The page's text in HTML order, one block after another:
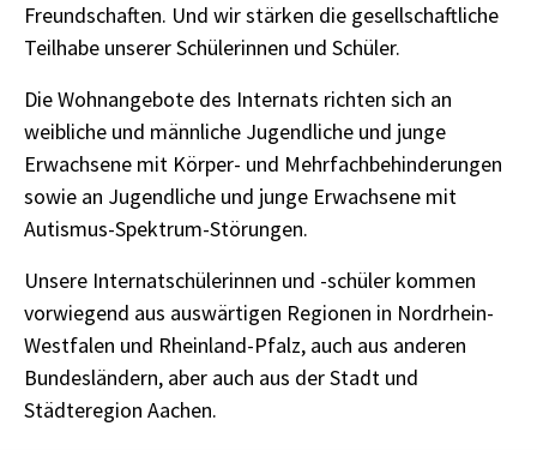
Freundschaften. Und wir stärken die gesellschaftliche
Teilhabe unserer Schülerinnen und Schüler.
Die Wohnangebote des Internats richten sich an
weibliche und männliche Jugendliche und junge
Erwachsene mit Körper- und Mehrfachbehinderungen
sowie an Jugendliche und junge Erwachsene mit
Autismus-Spektrum-Störungen.
Unsere Internatschülerinnen und -schüler kommen
vorwiegend aus auswärtigen Regionen in Nordrhein-
Westfalen und Rheinland-Pfalz, auch aus anderen
Bundesländern, aber auch aus der Stadt und
Städteregion Aachen.